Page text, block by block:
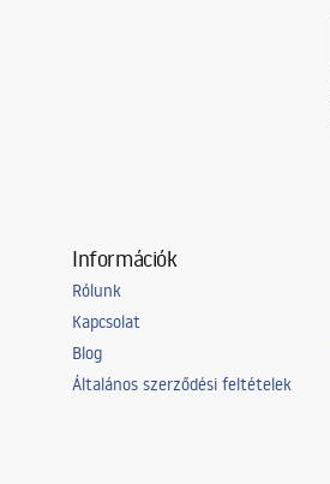
Információk
Rólunk
Kapcsolat
Blog
Általános szerződési feltételek